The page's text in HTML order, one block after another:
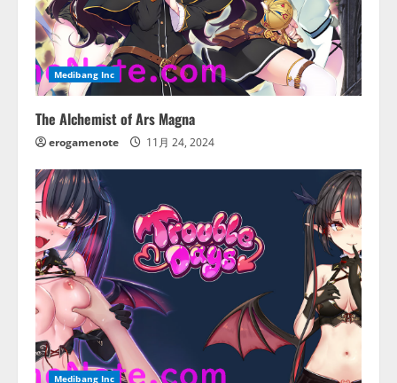
Medibang Inc
The Alchemist of Ars Magna
erogamenote 11月 24, 2024
Medibang Inc